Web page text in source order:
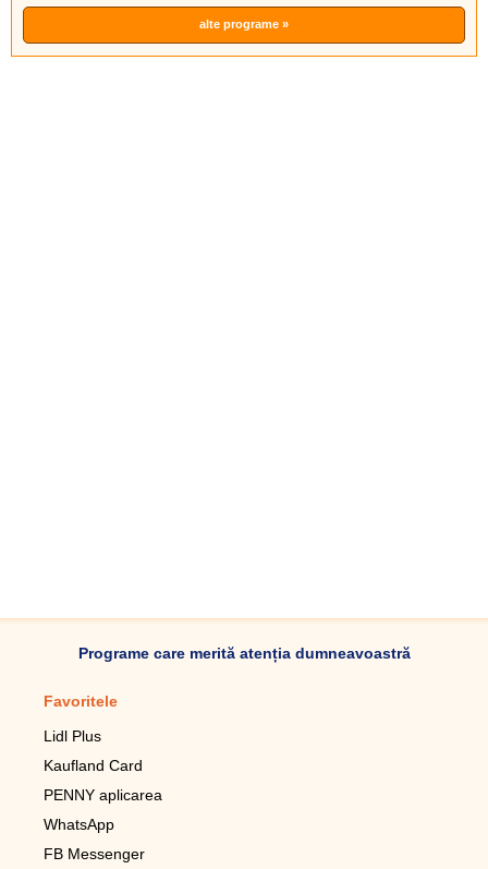
alte programe »
Programe care merită atenția dumneavoastră
Favoritele
Lidl Plus
Kaufland Card
PENNY aplicarea
WhatsApp
FB Messenger